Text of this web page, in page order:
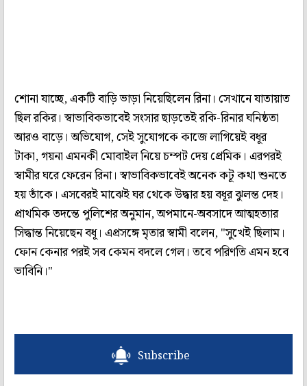
শোনা যাচ্ছে, একটি বাড়ি ভাড়া নিয়েছিলেন রিনা। সেখানে যাতায়াত
ছিল রকির। স্বাভাবিকভাবেই সংসার ছাড়তেই রকি-রিনার ঘনিষ্ঠতা
আরও বাড়ে। অভিযোগ, সেই সুযোগকে কাজে লাগিয়েই বধূর
টাকা, গয়না এমনকী মোবাইল নিয়ে চম্পট দেয় প্রেমিক। এরপরই
স্বামীর ঘরে ফেরেন রিনা। স্বাভাবিকভাবেই অনেক কটূ কথা শুনতে
হয় তাঁকে। এসবেরই মাঝেই ঘর থেকে উদ্ধার হয় বধূর ঝুলন্ত দেহ।
প্রাথমিক তদন্তে পুলিশের অনুমান, অপমানে-অবসাদে আত্মহত্যার
সিদ্ধান্ত নিয়েছেন বধূ। এপ্রসঙ্গে মৃতার স্বামী বলেন, "সুখেই ছিলাম।
ফোন কেনার পরই সব কেমন বদলে গেল। তবে পরিণতি এমন হবে
ভাবিনি।"
Subscribe